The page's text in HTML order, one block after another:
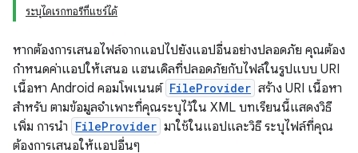
ระบุไดเรกทอรีที่แชร์ได้
หากต้องการเสนอไฟล์จากแอปไปยังแอปอื่นอย่างปลอดภัย คุณต้อง
กำหนดค่าแอปให้เสนอ แฮนเดิลที่ปลอดภัยกับไฟล์ในรูปแบบ URI
เนื้อหา Android คอมโพเนนต์ FileProvider สร้าง URI เนื้อหา
สำหรับ ตามข้อมูลจำเพาะที่คุณระบุไว้ใน XML บทเรียนนี้แสดงวิธี
เพิ่ม การนำ FileProvider มาใช้ในแอปและวิธี ระบุไฟล์ที่คุณ
ต้องการเสนอให้แอปอื่นๆ